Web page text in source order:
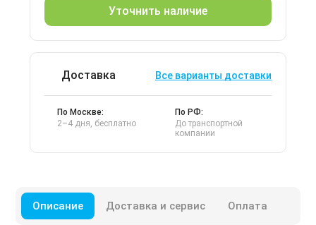
Уточнить наличие
Доставка Все варианты доставки
По Москве:
2–4 дня, бесплатно
По РФ:
До транспортной
компании
Описание Доставка и сервис Оплата